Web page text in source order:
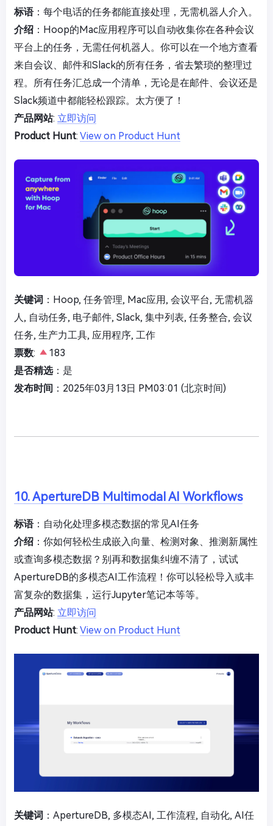
标语：每个电话的任务都能直接处理，无需机器人介入。
介绍 ：Hoop的Mac应用程序可以自动收集你在各种会议
平台上的任务，无需任何机器人。你可以在一个地方查看
来自会议、邮件和Slack的所有任务，省去繁琐的整理过
程。所有任务汇总成一个清单，无论是在邮件、会议还是
Slack频道中都能轻松跟踪。太方便了！
产品网站: 立即访问
Product Hunt: View on Product Hunt
关键词 ：Hoop, 任务管理, Mac应用, 会议平台, 无需机器
人, 自动任务, 电子邮件, Slack, 集中列表, 任务整合, 会议
任务, 生产力工具, 应用程序, 工作
票数:
183
是否精选：是
发布时间 ：2025年03月13日 PM03:01 (北京时间)
10. ApertureDB Multimodal AI Workflows
标语：自动化处理多模态数据的常见AI任务
介绍 ：你如何轻松生成嵌入向量、检测对象、推测新属性
或查询多模态数据？别再和数据集纠缠不清了，试试
ApertureDB的多模态AI工作流程！你可以轻松导入或丰
富复杂的数据集，运行Jupyter笔记本等等。
产品网站: 立即访问
Product Hunt: View on Product Hunt
关键词 ：ApertureDB, 多模态AI, 工作流程, 自动化, AI任